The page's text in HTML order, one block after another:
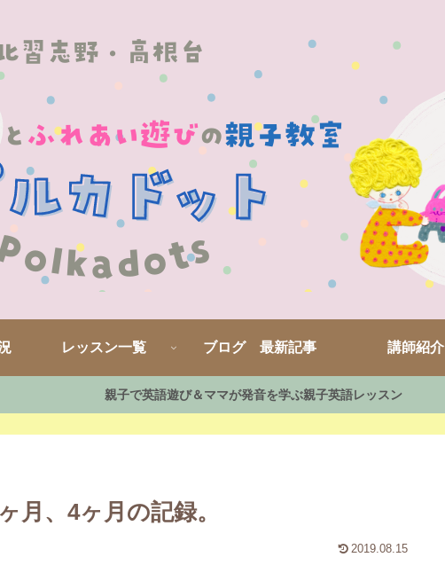
レッスン一覧 ブログ 最新記事 講師紹介
親子で英語遊び＆ママが発音を学ぶ親子英語レッスン
月、4ヶ月の記録。
2019.08.15